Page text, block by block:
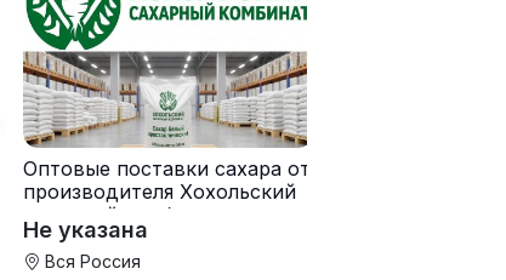
Оптовые поставки сахара от
производителя Хохольский
сахарный комбинат
Не указана
Вся Россия